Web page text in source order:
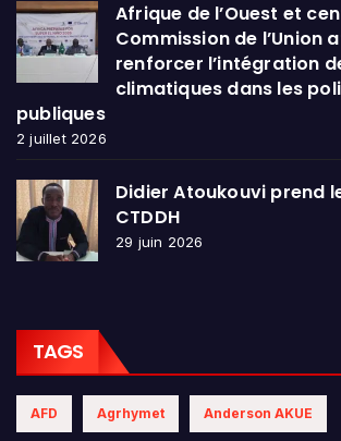
Afrique de l’Ouest et
Commission de l’Union
renforcer l’intégration
climatiques dans les
publiques
2 juillet 2026
Didier Atoukouvi prend
CTDDH
29 juin 2026
TAGS
AFD Agrhymet Anderson AKUE